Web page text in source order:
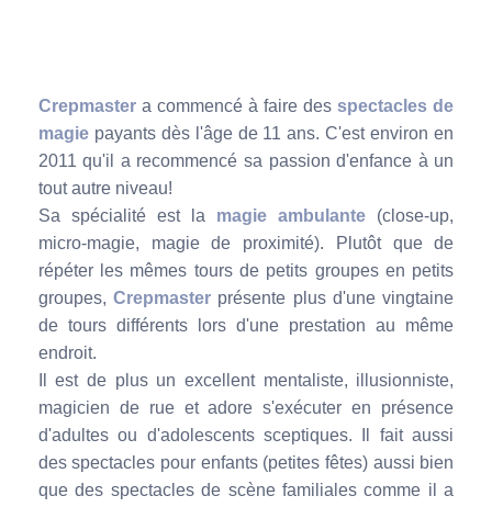
Crepmastera commencé à faire desspectacles de
magiepayants dès l'âge de 11 ans. C'est environ en
2011 qu'il a recommencé sa passion d'enfance à un
tout autre niveau!
Sa spécialité est la magie ambulante (close-up,
micro-magie, magie de proximité). Plutôt que de
répéter les mêmes tours de petits groupes en petits
groupes,Crepmaster présente plus d'une vingtaine
de tours différents lors d'une prestation au même
endroit.
Il est de plus un excellent mentaliste, illusionniste,
magicien de rue et adore s'exécuter en présence
d'adultes ou d'adolescents sceptiques. Il fait aussi
des spectacles pour enfants (petites fêtes) aussi bien
que des spectacles de scène familiales comme il a